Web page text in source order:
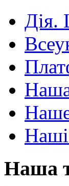
Дія.
Наша